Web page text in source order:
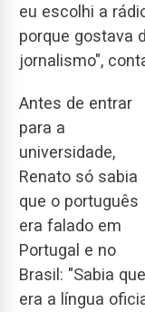
eu escolhi a
porque gostava
jornalismo",
Antes de entrar
para a
universidade,
Renato só sabia
que o português
era falado em
Portugal e no
Brasil: "Sabia que
era a língua